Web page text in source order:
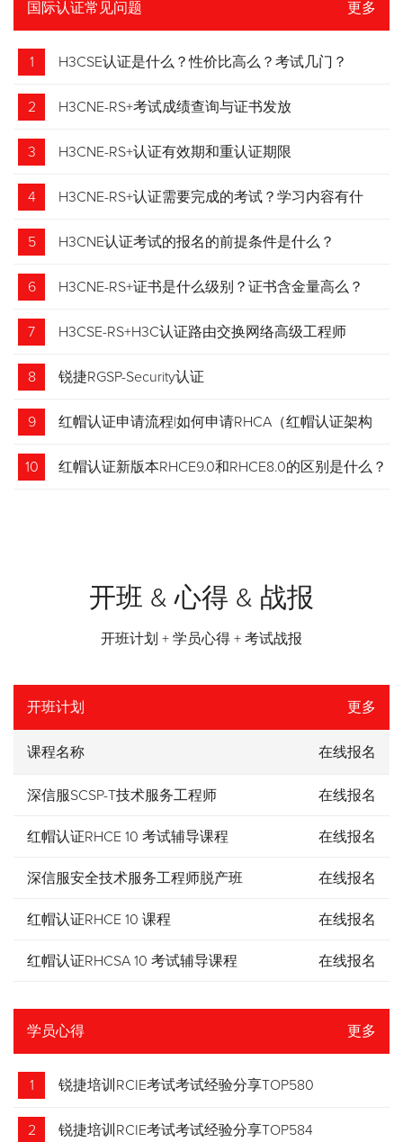
国际认证常见问题 更多
1 H3CSE认证是什么？性价比高么？考试几门？
2 H3CNE-RS+考试成绩查询与证书发放
3 H3CNE-RS+认证有效期和重认证期限
4 H3CNE-RS+认证需要完成的考试？学习内容有什
么？
5 H3CNE认证考试的报名的前提条件是什么？
6 H3CNE-RS+证书是什么级别？证书含金量高么？
7 H3CSE-RS+H3C认证路由交换网络高级工程师
8 锐捷RGSP-Security认证
9 红帽认证申请流程|如何申请RHCA（红帽认证架构
师）证书？申请步骤请收藏！
10 红帽认证新版本RHCE9.0和RHCE8.0的区别是什么？
开班 & 心得 & 战报
开班计划 + 学员心得 + 考试战报
开班计划 更多
课程名称 在线报名
深信服SCSP-T技术服务工程师 在线报名
红帽认证RHCE 10 考试辅导课程 在线报名
深信服安全技术服务工程师脱产班 在线报名
红帽认证RHCE 10 课程 在线报名
红帽认证RHCSA 10 考试辅导课程 在线报名
学员心得 更多
1 锐捷培训RCIE考试考试经验分享TOP580
2 锐捷培训RCIE考试考试经验分享TOP584